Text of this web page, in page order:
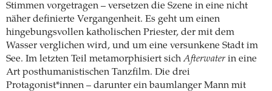
Stimmen vorgetragen – versetzen die Szene in eine nicht
näher definierte Vergangenheit. Es geht um einen
hingebungsvollen katholischen Priester, der mit dem
Wasser verglichen wird, und um eine versunkene Stadt im
See. Im letzten Teil metamorphisiert sichAfterwater in eine
Art posthumanistischen Tanzfilm. Die drei
Protagonist*innen – darunter ein baumlanger Mann mit